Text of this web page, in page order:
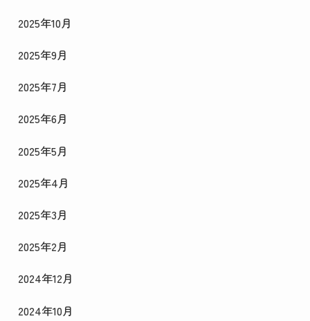
2025年10月
2025年9月
2025年7月
2025年6月
2025年5月
2025年4月
2025年3月
2025年2月
2024年12月
2024年10月